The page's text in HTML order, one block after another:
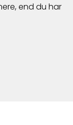
end du har